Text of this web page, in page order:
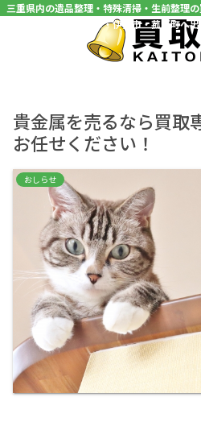
三重県内の遺品整理・特殊清掃・生前整理
市・四日市市・亀山市・伊賀市・菰野町へ
貴金属を売るなら買取
お任せください！
おしらせ